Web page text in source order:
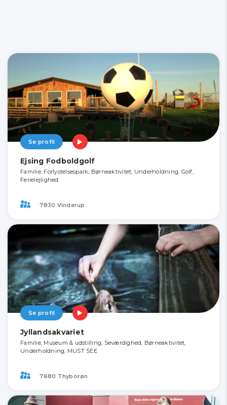
Se profil
Ejsing Fodboldgolf
Familie, Forlystelsespark, Børneaktivitet, Underholdning, Golf,
Ferielejlighed
7830 Vinderup
Se profil
Jyllandsakvariet
Familie, Museum & udstilling, Seværdighed, Børneaktivitet,
Underholdning, MUST SEE
7680 Thyborøn